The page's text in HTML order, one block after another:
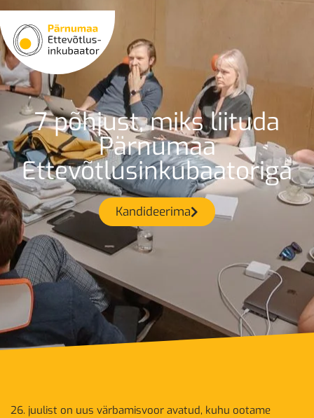
7 põhjust, miks liituda
Pärnumaa
Ettevõtlusinkubaatoriga
Kandideerima
26. juulist on uus värbamisvoor avatud, kuhu ootame